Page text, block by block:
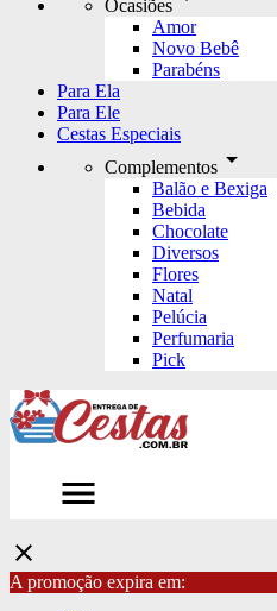
Ocasiões
Amor
Novo Bebê
Parabéns
Para Ela
Para Ele
Cestas Especiais
Complementos arrow_drop_down
Balão e Bexiga
Bebida
Chocolate
Diversos
Flores
Natal
Pelúcia
Perfumaria
Pick
menu
close
A promoção expira em: